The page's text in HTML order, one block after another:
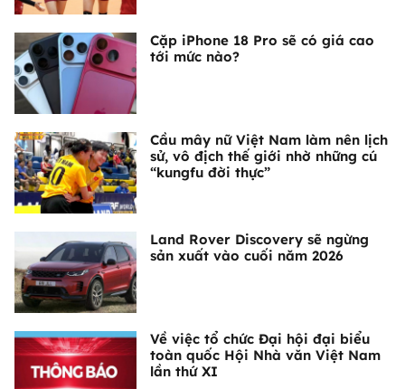
Cặp iPhone 18 Pro sẽ có giá cao
tới mức nào?
Cầu mây nữ Việt Nam làm nên lịch
sử, vô địch thế giới nhờ những cú
“kungfu đời thực”
Land Rover Discovery sẽ ngừng
sản xuất vào cuối năm 2026
Về việc tổ chức Đại hội đại biểu
toàn quốc Hội Nhà văn Việt Nam
lần thứ XI